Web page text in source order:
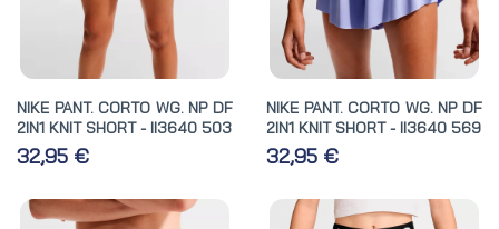
NIKE PANT. CORTO WG. NP DF
2IN1 KNIT SHORT - II3640 503
32,95 €
NIKE PANT. CORTO WG. NP DF
2IN1 KNIT SHORT - II3640 569
32,95 €